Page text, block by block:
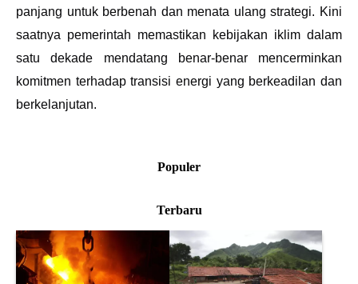
panjang untuk berbenah dan menata ulang strategi. Kini
saatnya pemerintah memastikan kebijakan iklim dalam
satu dekade mendatang benar-benar mencerminkan
komitmen terhadap transisi energi yang berkeadilan dan
berkelanjutan.
Populer
Terbaru